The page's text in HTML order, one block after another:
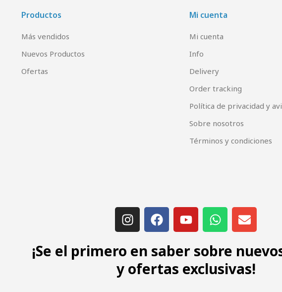
Productos
Más vendidos
Nuevos Productos
Ofertas
Mi cuenta
Mi cuenta
Info
Delivery
Order tracking
Política de privacidad y
Sobre nosotros
Términos y condiciones
¡Se el primero en saber sobre
y ofertas exclusivas!